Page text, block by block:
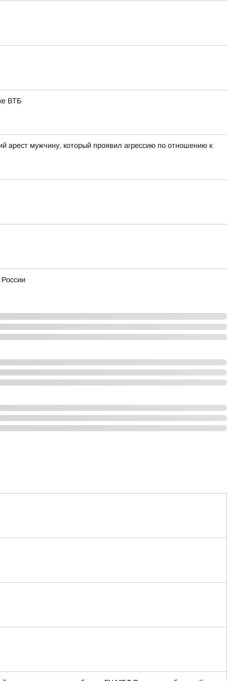
ВТБ
арест мужчину, который проявил агрессию по отношению к